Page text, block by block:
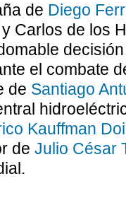
de Diego
Carlos de los
el combate
de Santiago
Kauffman
de Julio César